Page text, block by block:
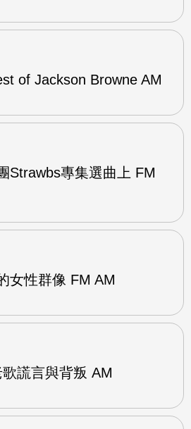
of Jackson Browne AM
Strawbs專集選曲上 FM
女性群像 FM AM
謊言與背叛 AM